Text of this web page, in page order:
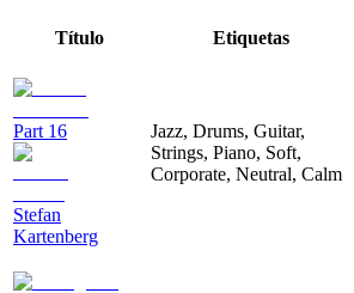
Título Etiquetas
Part 16
Stefan
Kartenberg
Jazz, Drums, Guitar,
Strings, Piano, Soft,
Corporate, Neutral, Calm